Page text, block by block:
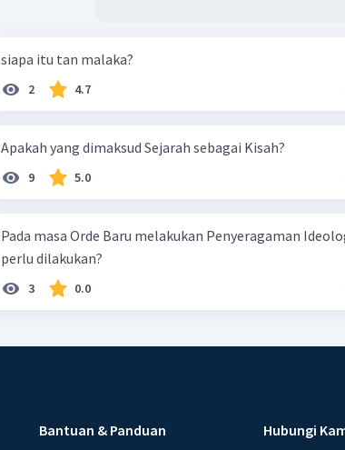
siapa itu tan malaka?
2 4.7
Apakah yang dimaksud Sejarah sebagai Kisah?
9 5.0
Pada masa Orde Baru melakukan Penyeragaman
perlu dilakukan?
3 0.0
Bantuan & Panduan Hubungi